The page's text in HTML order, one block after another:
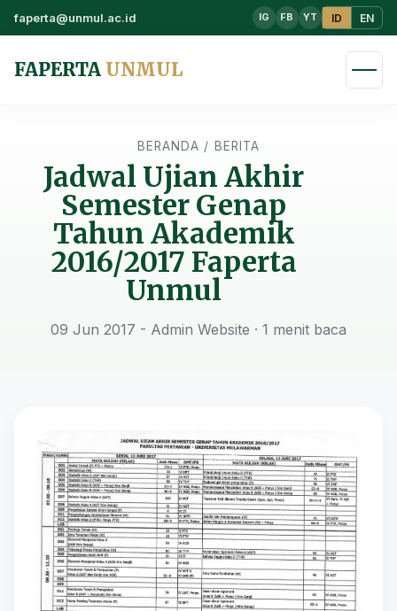
faperta@unmul.ac.id IG FB YT ID EN
FAPERTA UNMUL
BERANDA / BERITA
Jadwal Ujian Akhir
Semester Genap
Tahun Akademik
2016/2017 Faperta
Unmul
09 Jun 2017 - Admin Website · 1 menit baca